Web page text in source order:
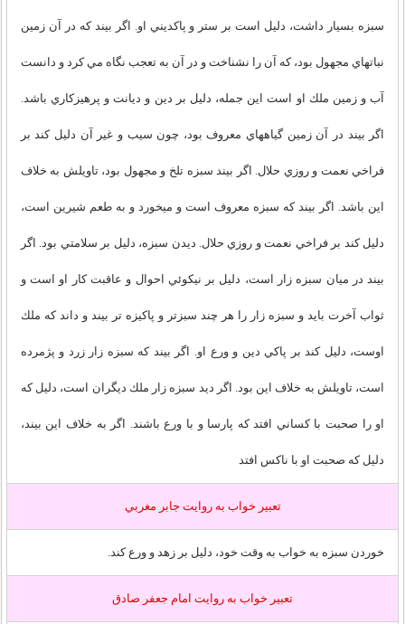
سبزه بسيار داشت، دليل است بر ستر و پاكديني او. اگر بيند كه در آن زمين
نباتهاي مجهول بود، كه آن را نشناخت و در آن به تعجب نگاه مي كرد و دانست
آب و زمين ملك او است اين جمله، دليل بر دين و ديانت و پرهيزكاري باشد.
اگر بيند در آن زمين گياههاي معروف بود، چون سيب و غير آن دليل كند بر
فراخي نعمت و روزي حلال. اگر بيند سبزه تلخ و مجهول بود، تاويلش به خلاف
اين باشد. اگر بيند كه سبزه معروف است و ميخورد و به طعم شيرين است،
دليل كند بر فراخي نعمت و روزي حلال. ديدن سبزه، دليل بر سلامتي بود. اگر
بيند در ميان سبزه زار است، دليل بر نيكوئي احوال و عاقبت كار او است و
ثواب آخرت بايد و سبزه زار را هر چند سبزتر و پاكيزه تر بيند و داند كه ملك
اوست، دليل كند بر پاكي دين و ورع او. اگر بيند كه سبزه زار زرد و پژمرده
است، تاويلش به خلاف اين بود. اگر ديد سبزه زار ملك ديگران است، دليل كه
او را صحبت با كساني افتد كه پارسا و با ورع باشند. اگر به خلاف اين بيند،
دليل كه صحبت او با ناكس افتد
تعبير خواب به روايت جابر مغربي
خوردن سبزه به خواب به وقت خود، دليل بر زهد و ورع كند.
تعبير خواب به روايت امام جعفر صادق